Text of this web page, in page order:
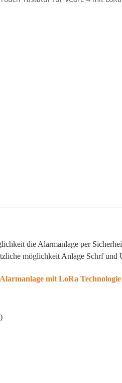
die Alarmanlage per
möglichkeit Anlage Schrf und
mit LoRa Technologie